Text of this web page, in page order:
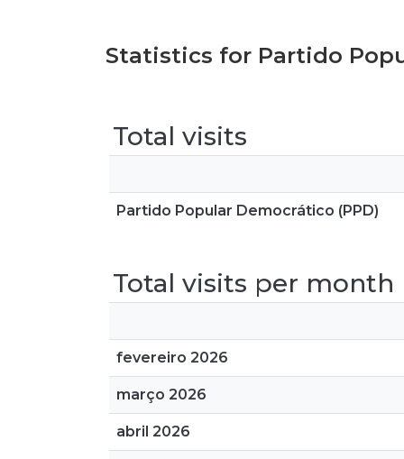
Statistics for Partido
Total visits
Partido Popular Democrático (PPD)
Total visits per month
fevereiro 2026
março 2026
abril 2026